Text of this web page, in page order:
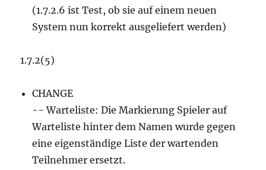
(1.7.2.6 ist Test, ob sie auf einem neuen
System nun korrekt ausgeliefert werden)
1.7.2(5)
CHANGE
-- Warteliste: Die Markierung Spieler auf
Warteliste hinter dem Namen wurde gegen
eine eigenständige Liste der wartenden
Teilnehmer ersetzt.